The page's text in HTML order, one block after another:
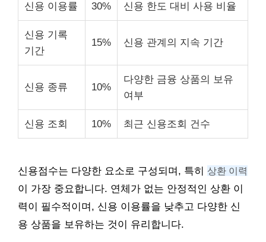
신용 이용률 30% 신용 한도 대비 사용 비율
신용 기록
기간
15% 신용 관계의 지속 기간
신용 종류 10%
다양한 금융 상품의 보유
여부
신용 조회 10% 최근 신용조회 건수
신용점수는 다양한 요소로 구성되며, 특히 상환 이력
이 가장 중요합니다. 연체가 없는 안정적인 상환 이
력이 필수적이며, 신용 이용률을 낮추고 다양한 신
용 상품을 보유하는 것이 유리합니다.